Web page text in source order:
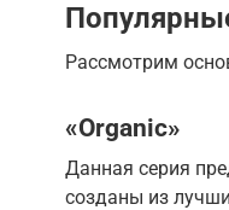
Рассмотрим
«Organic»
Данная серия
созданы из